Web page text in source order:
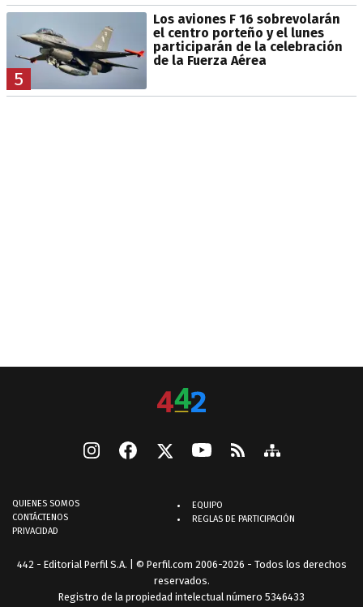
5
Los aviones F 16 sobrevolarán
el centro porteño y el lunes
participarán de la celebración
de la Fuerza Aérea
QUIENES SOMOS
CONTÁCTENOS
PRIVACIDAD
EQUIPO
REGLAS DE PARTICIPACIÓN
442 - Editorial Perfil S.A. | © Perfil.com 2006-2026 - Todos los derechos
reservados.
Registro de la propiedad intelectual número 5346433